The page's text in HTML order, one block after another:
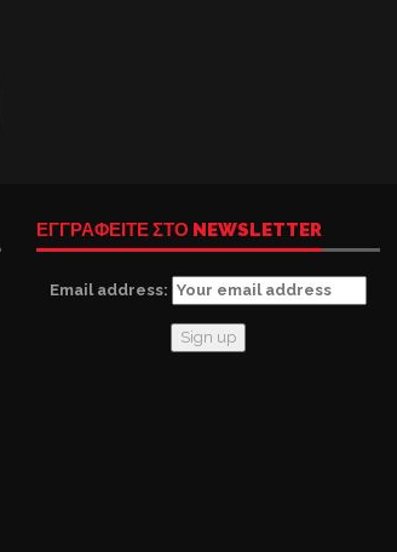
ΕΓΓΡΑΦΕΙΤΕ ΣΤΟ NEWSLETTER
Email address: